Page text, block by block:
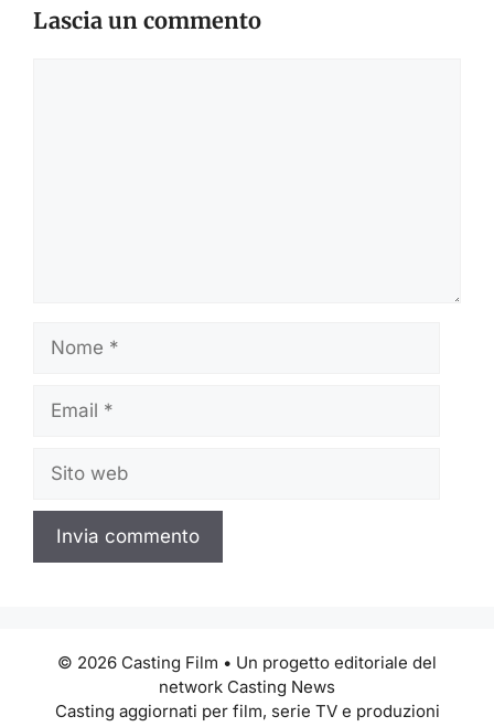
Lascia un commento
web
© 2026 Casting Film • Un progetto editoriale del
network Casting News
Casting aggiornati per film, serie TV e produzioni